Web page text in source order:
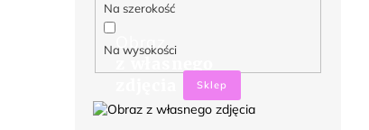
Na szerokość
Na wysokości
Obraz
z własnego
Sklep